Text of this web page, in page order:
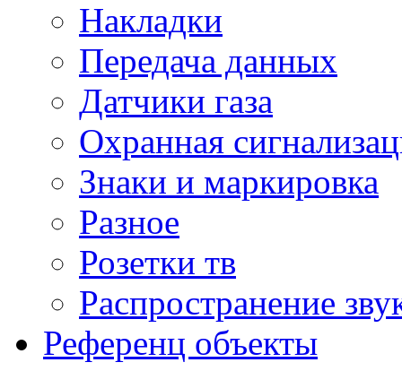
Накладки
Передача данных
Датчики газа
Охранная
Знаки и маркировка
Разное
Розетки тв
Распространение
Референц объекты